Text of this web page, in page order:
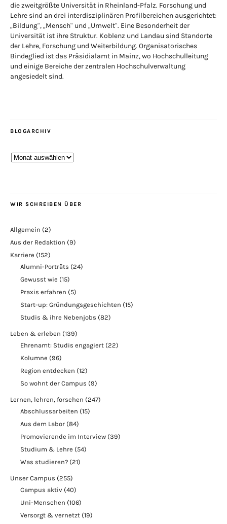
die zweitgrößte Universität in Rheinland-Pfalz. Forschung und
Lehre sind an drei interdisziplinären Profilbereichen ausgerichtet:
„Bildung“, „Mensch“ und „Umwelt“. Eine Besonderheit der
Universität ist ihre Struktur. Koblenz und Landau sind Standorte
der Lehre, Forschung und Weiterbildung. Organisatorisches
Bindeglied ist das Präsidialamt in Mainz, wo Hochschulleitung
und einige Bereiche der zentralen Hochschulverwaltung
angesiedelt sind.
BLOGARCHIV
Blogarchiv
WIR SCHREIBEN ÜBER
Allgemein (2)
Aus der Redaktion (9)
Karriere (152)
Alumni-Porträts (24)
Gewusst wie (15)
Praxis erfahren (5)
Start-up: Gründungsgeschichten (15)
Studis & ihre Nebenjobs (82)
Leben & erleben (139)
Ehrenamt: Studis engagiert (22)
Kolumne (96)
Region entdecken (12)
So wohnt der Campus (9)
Lernen, lehren, forschen (247)
Abschlussarbeiten (15)
Aus dem Labor (84)
Promovierende im Interview (39)
Studium & Lehre (54)
Was studieren? (21)
Unser Campus (255)
Campus aktiv (40)
Uni-Menschen (106)
Versorgt & vernetzt (19)